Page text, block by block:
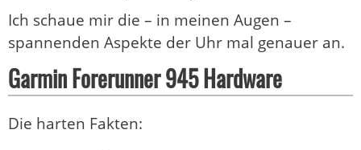
Ich schaue mir die – in meinen Augen –
spannenden Aspekte der Uhr mal genauer an.
Garmin Forerunner 945 Hardware
Die harten Fakten: